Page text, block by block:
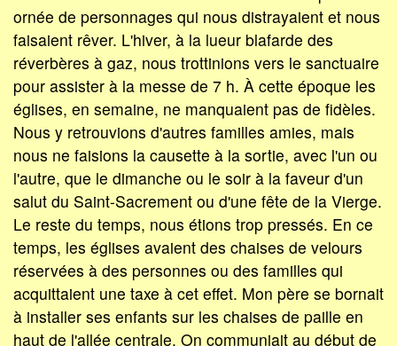
ornée de personnages qui nous distrayaient et nous
faisaient rêver. L'hiver, à la lueur blafarde des
réverbères à gaz, nous trottinions vers le sanctuaire
pour assister à la messe de 7 h. À cette époque les
églises, en semaine, ne manquaient pas de fidèles.
Nous y retrouvions d'autres familles amies, mais
nous ne faisions la causette à la sortie, avec l'un ou
l'autre, que le dimanche ou le soir à la faveur d'un
salut du Saint-Sacrement ou d'une fête de la Vierge.
Le reste du temps, nous étions trop pressés. En ce
temps, les églises avaient des chaises de velours
réservées à des personnes ou des familles qui
acquittaient une taxe à cet effet. Mon père se bornait
à installer ses enfants sur les chaises de paille en
haut de l'allée centrale. On communiait au début de